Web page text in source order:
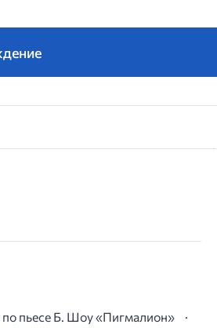
по пьесе Б. Шоу «Пигмалион»